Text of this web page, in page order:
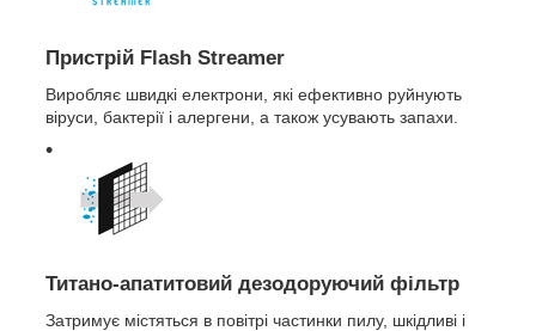
Пристрій Flash Streamer
Виробляє швидкі електрони, які ефективно руйнують
віруси, бактерії і алергени, а також усувають запахи.
Титано-апатитовий дезодоруючий фільтр
Затримує містяться в повітрі частинки пилу, шкідливі і